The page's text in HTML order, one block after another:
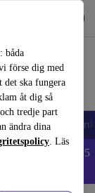
båda
förse dig med
ska fungera
åt dig så
tredje part
ändra dina
. Läs
Surfplattor
- Code: LAPTOP5